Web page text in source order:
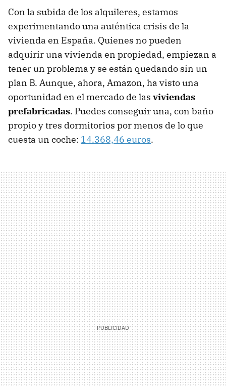
Con la subida de los alquileres, estamos
experimentando una auténtica crisis de la
vivienda en España. Quienes no pueden
adquirir una vivienda en propiedad, empiezan a
tener un problema y se están quedando sin un
plan B. Aunque, ahora, Amazon, ha visto una
oportunidad en el mercado de las viviendas
prefabricadas. Puedes conseguir una, con baño
propio y tres dormitorios por menos de lo que
cuesta un coche: 14.368,46 euros.